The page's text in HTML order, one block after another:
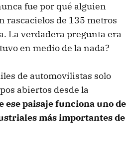
fue por qué alguien
rascacielos de 135 metros
La verdadera pregunta era
en medio de la nada?
de automovilistas solo
abiertos desde la
ese paisaje funciona uno de
más importantes de